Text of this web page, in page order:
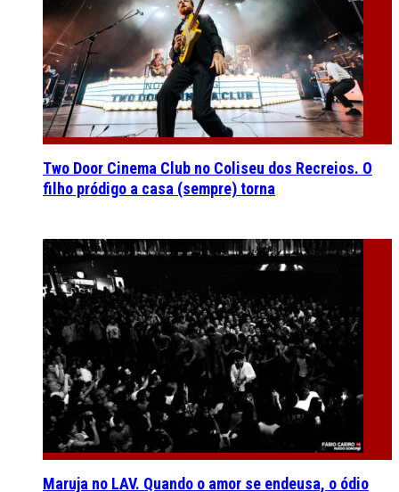
Two Door Cinema Club no Coliseu dos Recreios. O
filho pródigo a casa (sempre) torna
Maruja no LAV. Quando o amor se endeusa, o ódio